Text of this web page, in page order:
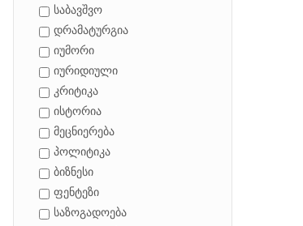
საბავშვო
დრამატურგია
იუმორი
იურიდიული
კრიტიკა
ისტორია
მეცნიერება
პოლიტიკა
ბიზნესი
ფენტეზი
საზოგადოება